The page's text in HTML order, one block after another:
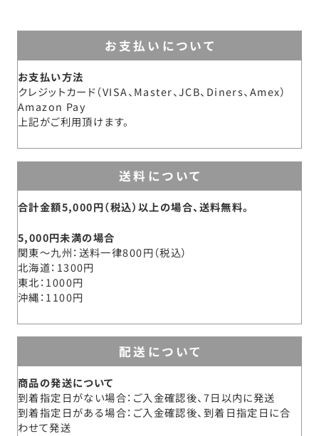
お支払いについて
お支払い方法
クレジットカード（VISA、Master、JCB、Diners、Amex）
Amazon Pay
上記がご利用頂けます。
送料について
合計金額5,000円（税込）以上の場合、送料無料。
5,000円未満の場合
関東～九州 送料一律800円（税込）
北海道 1300円
東北 1000円
沖縄 1100円
配送について
商品の発送について
到着指定日がない場合：ご入金確認後、7日以内に発送
到着指定日がある場合：ご入金確認後、到着日指定日に合
わせて発送